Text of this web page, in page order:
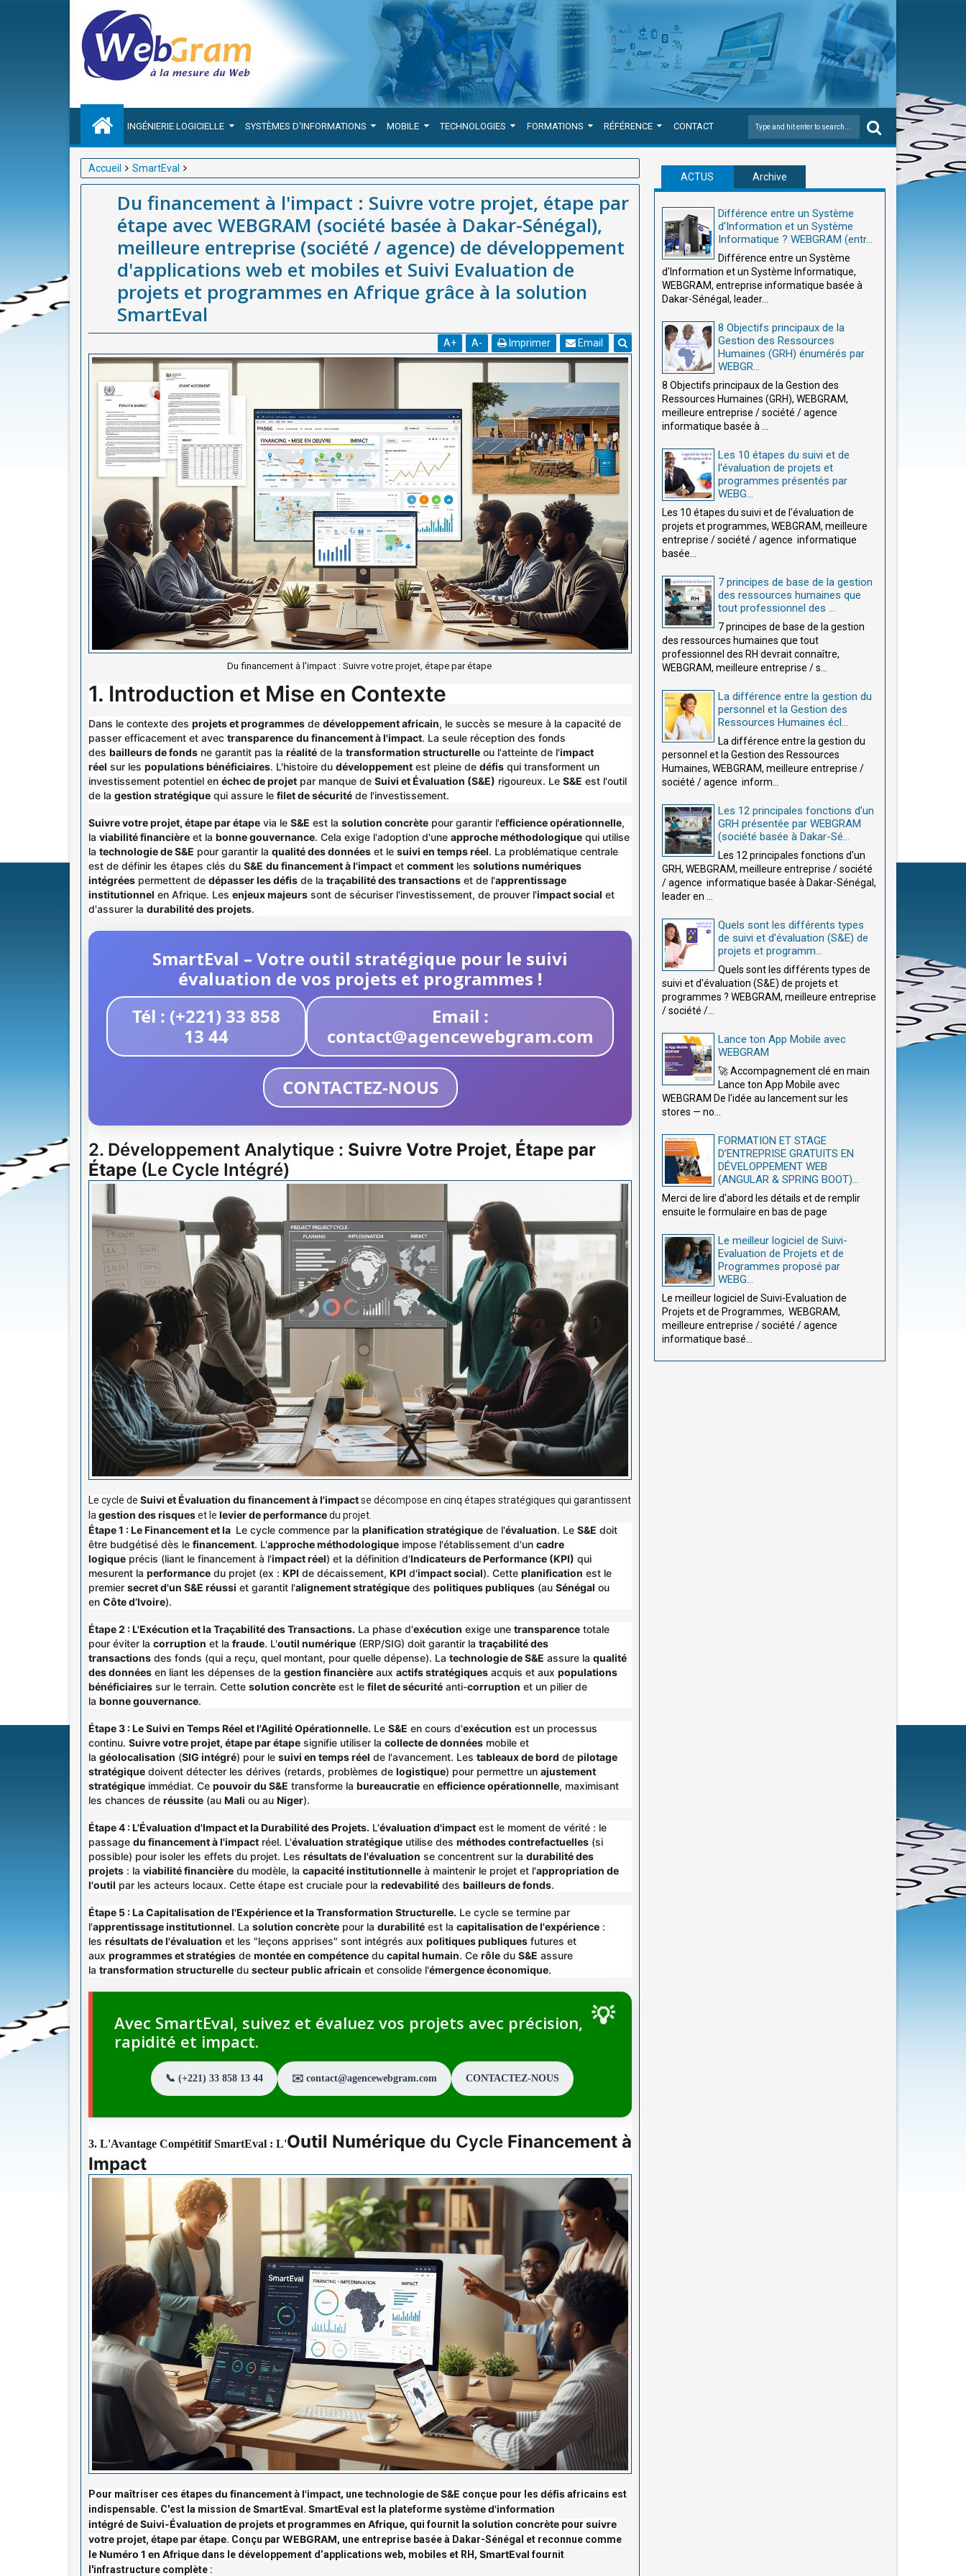
INGÉNIERIE LOGICIELLE SYSTÈMES D'INFORMATIONS MOBILE TECHNOLOGIES FORMATIONS RÉFÉRENCE CONTACT
Accueil
SmartEval
Du financement à l'impact : Suivre votre projet, étape par étape avec WEBGRAM (société basée à Dakar-Sénégal),
meilleure entreprise (société / agence) de développement d'applications web et mobiles et Suivi Evaluation de projets et
programmes en Afrique grâce à la solution SmartEval
Du financement à l'impact : Suivre votre projet, étape par
étape avec WEBGRAM (société basée à Dakar-Sénégal),
meilleure entreprise (société / agence) de développement
d'applications web et mobiles et Suivi Evaluation de
projets et programmes en Afrique grâce à la solution
SmartEval
A+ A- Imprimer Email
Du financement à l'impact : Suivre votre projet, étape par étape
1. Introduction et Mise en Contexte
Dans le contexte des projets et programmes de développement africain, le succès se mesure à la capacité de
passer efficacement et avec transparence du financement à l'impact. La seule réception des fonds
des bailleurs de fonds ne garantit pas la réalité de la transformation structurelle ou l'atteinte de l'impact
réel sur les populations bénéficiaires. L'histoire du développement est pleine de défis qui transforment un
investissement potentiel en échec de projet par manque de Suivi et Évaluation (S&E) rigoureux. Le S&E est l'outil
de la gestion stratégique qui assure le filet de sécurité de l'investissement.
Suivre votre projet, étape par étape via le S&E est la solution concrète pour garantir l'efficience opérationnelle,
la viabilité financière et la bonne gouvernance. Cela exige l'adoption d'une approche méthodologique qui utilise
la technologie de S&E pour garantir la qualité des données et le suivi en temps réel. La problématique centrale
est de définir les étapes clés du S&E du financement à l'impact et comment les solutions numériques
intégrées permettent de dépasser les défis de la traçabilité des transactions et de l'apprentissage
institutionnel en Afrique. Les enjeux majeurs sont de sécuriser l'investissement, de prouver l'impact social et
d'assurer la durabilité des projets.
SmartEval – Votre outil stratégique pour le suivi
évaluation de vos projets et programmes !
Tél : (+221) 33 858
13 44
Email :
contact@agencewebgram.com
CONTACTEZ-NOUS
2. Développement Analytique : Suivre Votre Projet, Étape par
Étape (Le Cycle Intégré)
Le cycle de Suivi et Évaluation du financement à l'impactse décompose en cinq étapes stratégiques qui garantissent
la gestion des risqueset le levier de performancedu projet.
Étape 1 : Le Financement et la Le cycle commence par la planification stratégique de l'évaluation. Le S&E doit
être budgétisé dès le financement. L'approche méthodologique impose l'établissement d'un cadre
logique précis (liant le financement à l'impact réel) et la définition d'Indicateurs de Performance (KPI) qui
mesurent la performance du projet (ex : KPI de décaissement, KPI d'impact social). Cette planification est le
premier secret d'un S&E réussi et garantit l'alignement stratégique des politiques publiques (au Sénégal ou
en Côte d’Ivoire).
Étape 2 : L'Exécution et laTraçabilité des Transactions. La phase d'exécution exige une transparence totale
pour éviter la corruption et la fraude. L'outil numérique (ERP/SIG) doit garantir la traçabilité des
transactions des fonds (qui a reçu, quel montant, pour quelle dépense). La technologie de S&E assure la qualité
des données en liant les dépenses de la gestion financière aux actifs stratégiques acquis et aux populations
bénéficiaires sur le terrain. Cette solution concrète est le filet de sécurité anti-corruption et un pilier de
la bonne gouvernance.
Étape 3 : LeSuivi en Temps Réel et l'Agilité Opérationnelle. Le S&E en cours d'exécution est un processus
continu. Suivre votre projet, étape par étape signifie utiliser la collecte de données mobile et
la géolocalisation (SIG intégré) pour le suivi en temps réel de l'avancement. Les tableaux de bord de pilotage
stratégique doivent détecter les dérives (retards, problèmes de logistique) pour permettre un ajustement
stratégique immédiat. Ce pouvoir du S&E transforme la bureaucratie en efficience opérationnelle, maximisant
les chances de réussite (au Mali ou au Niger).
Étape 4 : L'Évaluation d'Impactet laDurabilité des Projets. L'évaluation d'impact est le moment de vérité : le
passage du financement à l'impact réel. L'évaluation stratégique utilise des méthodes contrefactuelles (si
possible) pour isoler les effets du projet. Les résultats de l'évaluation se concentrent sur la durabilité des
projets : la viabilité financière du modèle, la capacité institutionnelle à maintenir le projet et l'appropriation de
l'outil par les acteurs locaux. Cette étape est cruciale pour la redevabilité des bailleurs de fonds.
Étape 5 : LaCapitalisation de l'Expérienceet laTransformation Structurelle. Le cycle se termine par
l'apprentissage institutionnel. La solution concrète pour la durabilité est la capitalisation de l'expérience :
les résultats de l'évaluation et les "leçons apprises" sont intégrés aux politiques publiques futures et
aux programmes et stratégies de montée en compétence du capital humain. Ce rôle du S&E assure
la transformation structurelle du secteur public africain et consolide l'émergence économique.
Avec SmartEval, suivez et évaluez vos projets avec précision,
rapidité et impact.
📞 (+221) 33 858 13 44 ✉️ contact@agencewebgram.com CONTACTEZ-NOUS
3. L'Avantage Compétitif SmartEval : L'Outil Numérique du Cycle Financement à
Impact
Pour maîtriser ces étapes du financement à l'impact, unetechnologie de S&E conçue pour les défisafricains est
indispensable. C'est la mission deSmartEval. SmartEval est la plateformesystème d'information
intégré deSuivi-Évaluation de projets et programmes en Afrique, qui fournit la solution concrète pour suivre
votre projet, étape par étape. Conçu par WEBGRAM, une entreprise basée à Dakar-Sénégal et reconnue comme
leNuméro 1 en Afrique dans le développement d’applications web, mobiles et RH, SmartEvalfournit
l'infrastructure complète :
ACTUS Archive
Différence entre un Système
d'Information et un Système
Informatique ? WEBGRAM (entr...
Différence entre un Système
d'Information et un Système Informatique,
WEBGRAM, entreprise informatique basée à
Dakar-Sénégal, leader...
8 Objectifs principaux de la
Gestion des Ressources
Humaines (GRH) énumérés par
WEBGR...
8 Objectifs principaux de la Gestion des
Ressources Humaines (GRH), WEBGRAM,
meilleure entreprise / société / agence
informatique basée à ...
Les 10 étapes du suivi et de
l'évaluation de projets et
programmes présentés par
WEBG...
Les 10 étapes du suivi et de l'évaluation de
projets et programmes, WEBGRAM, meilleure
entreprise / société / agence informatique
basée...
7 principes de base de la gestion
des ressources humaines que
tout professionnel des ...
7 principes de base de la gestion
des ressources humaines que tout
professionnel des RH devrait connaître,
WEBGRAM, meilleure entreprise / s...
La différence entre la gestion du
personnel et la Gestion des
Ressources Humaines écl...
La différence entre la gestion du
personnel et la Gestion des Ressources
Humaines, WEBGRAM, meilleure entreprise /
société / agence inform...
Les 12 principales fonctions d'un
GRH présentée par WEBGRAM
(société basée à Dakar-Sé...
Les 12 principales fonctions d'un
GRH, WEBGRAM, meilleure entreprise / société
/ agence informatique basée à Dakar-Sénégal,
leader en ...
Quels sont les différents types
de suivi et d'évaluation (S&E) de
projets et programm...
Quels sont les différents types de
suivi et d'évaluation (S&E) de projets et
programmes ? WEBGRAM, meilleure entreprise
/ société /...
Lance ton App Mobile avec
WEBGRAM
🚀 Accompagnement clé en main
Lance ton App Mobile avec
WEBGRAM De l'idée au lancement sur les
stores — no...
FORMATION ET STAGE
D’ENTREPRISE GRATUITS EN
DÉVELOPPEMENT WEB
(ANGULAR & SPRING BOOT)...
Merci de lire d'abord les détails et de remplir
ensuite le formulaire en bas de page
Le meilleur logiciel de Suivi-
Evaluation de Projets et de
Programmes proposé par
WEBG...
Le meilleur logiciel de Suivi-Evaluation de
Projets et de Programmes, WEBGRAM,
meilleure entreprise / société / agence
informatique basé...